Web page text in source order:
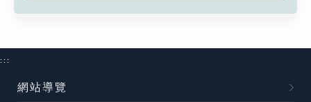
:::
網站導覽